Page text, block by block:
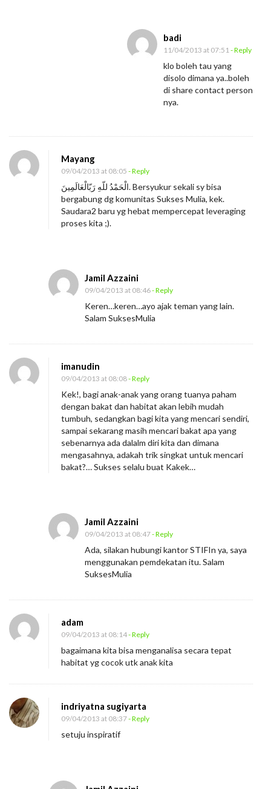
badi
11/04/2013 at 07:51 - Reply
klo boleh tau yang
disolo dimana ya..boleh
di share contact person
nya.
Mayang
09/04/2013 at 08:05 - Reply
الْحَمْدُ للّهِ رَبّالْعَالَمِينَ. Bersyukur sekali sy bisa
bergabung dg komunitas Sukses Mulia, kek.
Saudara2 baru yg hebat mempercepat leveraging
proses kita ;).
Jamil Azzaini
09/04/2013 at 08:46- Reply
Keren…keren…ayo ajak teman yang lain.
Salam SuksesMulia
imanudin
09/04/2013 at 08:08- Reply
Kek!, bagi anak-anak yang orang tuanya paham
dengan bakat dan habitat akan lebih mudah
tumbuh, sedangkan bagi kita yang mencari sendiri,
sampai sekarang masih mencari bakat apa yang
sebenarnya ada dalalm diri kita dan dimana
mengasahnya, adakah trik singkat untuk mencari
bakat?… Sukses selalu buat Kakek…
Jamil Azzaini
09/04/2013 at 08:47- Reply
Ada, silakan hubungi kantor STIFIn ya, saya
menggunakan pemdekatan itu. Salam
SuksesMulia
adam
09/04/2013 at 08:14- Reply
bagaimana kita bisa menganalisa secara tepat
habitat yg cocok utk anak kita
indriyatna sugiyarta
09/04/2013 at 08:37- Reply
setuju inspiratif